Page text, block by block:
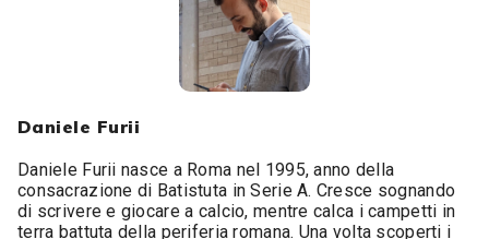
Daniele Furii
Daniele Furii nasce a Roma nel 1995, anno della
consacrazione di Batistuta in Serie A. Cresce sognando
di scrivere e giocare a calcio, mentre calca i campetti in
terra battuta della periferia romana. Una volta scoperti i